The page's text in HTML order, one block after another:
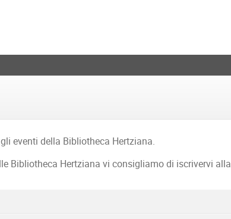
eventi della Bibliotheca Hertziana.
Bibliotheca Hertziana vi consigliamo di iscrivervi alla